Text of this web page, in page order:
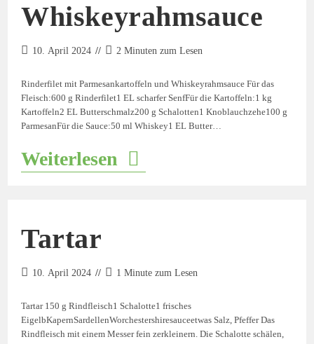
Whiskeyrahmsauce
10. April 2024 2 Minuten zum Lesen
Rinderfilet mit Parmesankartoffeln und Whiskeyrahmsauce Für das
Fleisch:600 g Rinderfilet1 EL scharfer SenfFür die Kartoffeln:1 kg
Kartoffeln2 EL Butterschmalz200 g Schalotten1 Knoblauchzehe100 g
ParmesanFür die Sauce:50 ml Whiskey1 EL Butter…
Weiterlesen
Tartar
10. April 2024 1 Minute zum Lesen
Tartar 150 g Rindfleisch1 Schalotte1 frisches
EigelbKapernSardellenWorchestershiresauceetwas Salz, Pfeffer Das
Rindfleisch mit einem Messer fein zerkleinern. Die Schalotte schälen,